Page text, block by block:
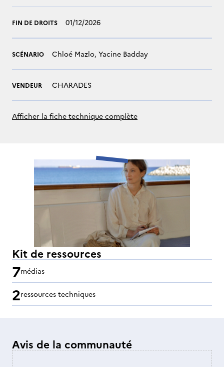
FIN DE DROITS 01/12/2026
SCÉNARIO Chloé Mazlo, Yacine Badday
VENDEUR CHARADES
Afficher la fiche technique complète
Kit de ressources
7médias
2ressources techniques
Avis de la communauté